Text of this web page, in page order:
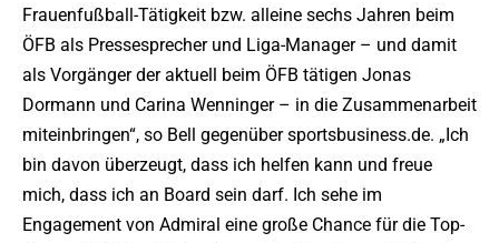
Frauenfußball-Tätigkeit bzw. alleine sechs Jahren beim
ÖFB als Pressesprecher und Liga-Manager – und damit
als Vorgänger der aktuell beim ÖFB tätigen Jonas
Dormann und Carina Wenninger – in die Zusammenarbeit
miteinbringen“, so Bell gegenüber sportsbusiness.de. „Ich
bin davon überzeugt, dass ich helfen kann und freue
mich, dass ich an Board sein darf. Ich sehe im
Engagement von Admiral eine große Chance für die Top-